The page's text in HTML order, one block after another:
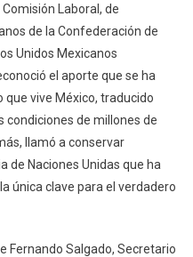
Laboral, de
de la Confederación de
Unidos Mexicanos
el aporte que se ha
vive México, traducido
condiciones de millones de
llamó a conservar
de Naciones Unidas que ha
única clave para el verdadero
Fernando Salgado, Secretario